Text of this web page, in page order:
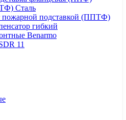
Сталь
пожарной подставкой (ППТФ)
гибкий
Benarmo
11